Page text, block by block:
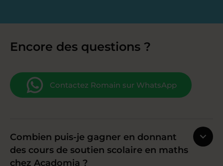
Encore des questions ?
Contactez Romain sur WhatsApp
Combien puis-je gagner en donnant
des cours de soutien scolaire en maths
chez Acadomia ?